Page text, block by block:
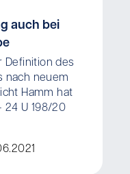
auch bei
Definition des
nach neuem
Hamm hat
24 U 198/20